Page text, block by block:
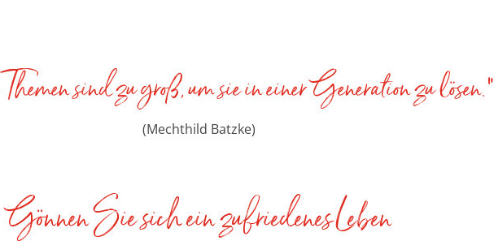
sind zu groß, um sie in einer Generation zu lösen.“
(Mechthild Batzke)
Gönnen Sie sich ein zufriedenes Leben